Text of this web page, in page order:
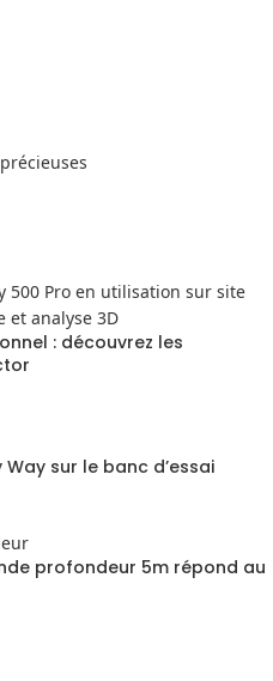
: découvrez les
sur le banc d’essai
profondeur 5m répond au